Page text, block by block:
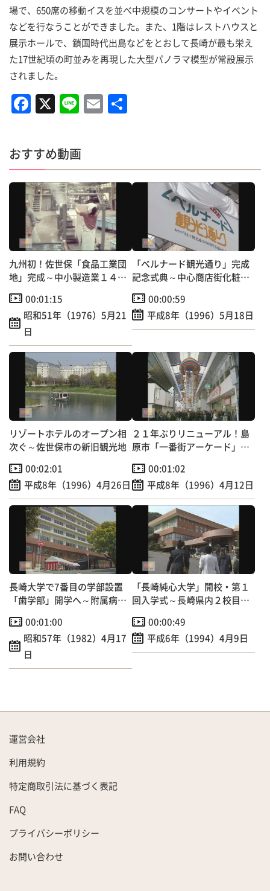
場で、650席の移動イスを並べ中規模のコンサートやイベント
などを行なうことができました。また、1階はレストハウスと
展示ホールで、鎖国時代出島などをとおして長崎が最も栄え
た17世紀頃の町並みを再現した大型パノラマ模型が常設展示
されました。
F
a
c
e
b
o
o
k
X Li
n
e
E
m
l
おすすめ動画
九州初！佐世保「食品工業団
地」完成～中小製造業１４社
00:01:15
昭和51年（1976）5月21
日
「ベルナード観光通り」完成
記念式典～中心商店街化粧直
00:00:59
平成8年（1996）5月18日
リゾートホテルのオープン相
次ぐ～佐世保市の新旧観光地
00:02:01
平成8年（1996）4月26日
２１年ぶりリニューアル！島
原市「一番街アーケード」改
00:01:02
平成8年（1996）4月12日
長崎大学で7番目の学部設置
「歯学部」開学へ～附属病院
00:01:00
昭和57年（1982）4月17
日
「長崎純心大学」開校・第１
回入学式～長崎県内２校目の
00:00:49
平成6年（1994）4月9日
運営会社
利用規約
特定商取引法に基づく表記
FAQ
プライバシーポリシー
お問い合わせ